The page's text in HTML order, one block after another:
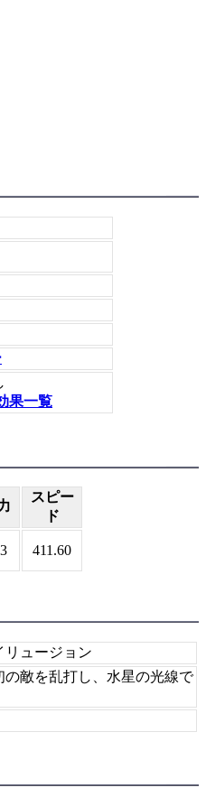
果一覧
スピー
ド
411.60
リュージョン
の敵を乱打し、水星の光線で